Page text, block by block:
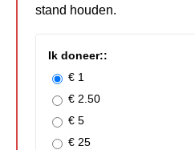
stand houden.
Ik doneer::
€ 1
€ 2.50
€ 5
€ 25